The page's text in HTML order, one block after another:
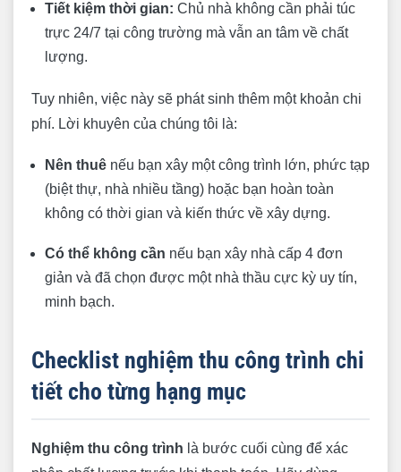
Tiết kiệm thời gian: Chủ nhà không cần phải túc
trực 24/7 tại công trường mà vẫn an tâm về chất
lượng.
Tuy nhiên, việc này sẽ phát sinh thêm một khoản chi
phí. Lời khuyên của chúng tôi là:
Nên thuê nếu bạn xây một công trình lớn, phức tạp
(biệt thự, nhà nhiều tầng) hoặc bạn hoàn toàn
không có thời gian và kiến thức về xây dựng.
Có thể không cần nếu bạn xây nhà cấp 4 đơn
giản và đã chọn được một nhà thầu cực kỳ uy tín,
minh bạch.
Checklist nghiệm thu công trình chi
tiết cho từng hạng mục
Nghiệm thu công trình là bước cuối cùng để xác